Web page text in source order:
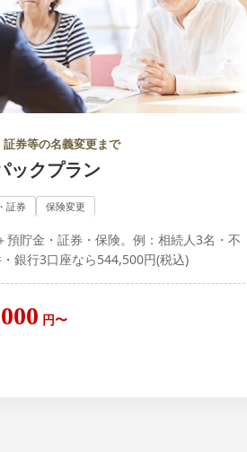
証券等の名義変更まで
ックプラン
証券 保険変更
預貯金・証券・保険。例：相続人3名・不
銀行3口座なら544,500円(税込)
円〜